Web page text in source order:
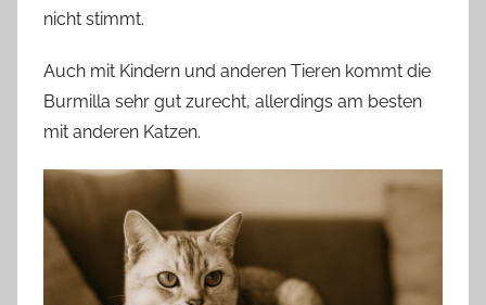
nicht stimmt.
Auch mit Kindern und anderen Tieren kommt die
Burmilla sehr gut zurecht, allerdings am besten
mit anderen Katzen.